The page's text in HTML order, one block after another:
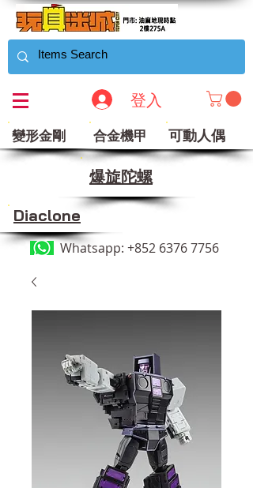
登入
變形金剛 合金機甲 可動人偶
​爆旋陀螺
Diaclone
Whatsapp: +852 6376 7756